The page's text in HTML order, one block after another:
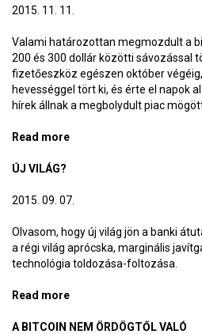
2015. 11. 11.
Valami határozottan megmozdult a
200 és 300 dollár közötti sávozással
fizetőeszköz egészen október
hevességgel tört ki, és érte el napok
hírek állnak a megbolydult piac
Read more
ÚJ VILÁG?
2015. 09. 07.
Olvasom, hogy új világ jön a banki
a régi világ aprócska, marginális
technológia toldozása-foltozása.
Read more
A BITCOIN NEM ÖRDÖGTŐL VALÓ